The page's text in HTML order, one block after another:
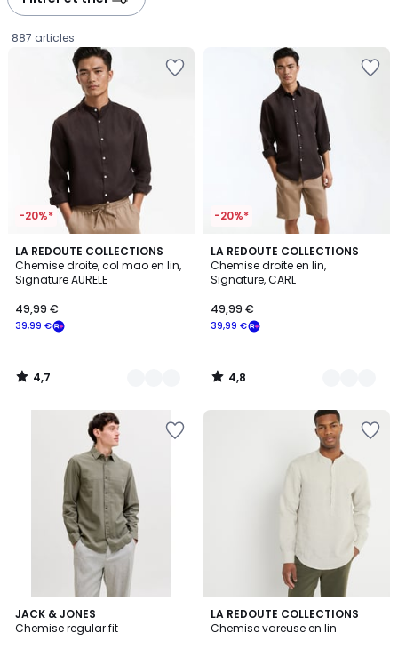
887 articles
-20%*
LA REDOUTE COLLECTIONS
Chemise droite, col mao en lin,
Signature AURELE
€
souscrivez
notre
programme
39,99 €
49,99 €
4,7
/ 5
8
Couleurs
4,7
/
-20%*
LA REDOUTE COLLECTIONS
Chemise droite en lin,
Signature, CARL
39,99 €
49,99 €
4,8
/ 5
5
Couleurs
4,8
/
JACK & JONES
Chemise regular fit
6
Couleurs
LA REDOUTE COLLECTIONS
Chemise vareuse en lin
5
/
3
Couleurs